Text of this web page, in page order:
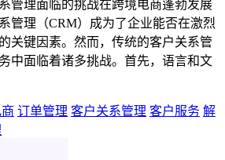
管理面临的挑战在跨境电商蓬勃发展
管理（CRM）成为了企业能否在激烈
关键因素。然而，传统的客户关系管
中面临着诸多挑战。首先，语言和文
订单管理 客户关系管理 客户服务 解